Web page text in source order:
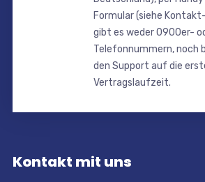
Formular (siehe
gibt es weder 0900er-
Telefonnummern, noch
den Support auf die
Vertragslaufzeit.
Kontakt mit uns